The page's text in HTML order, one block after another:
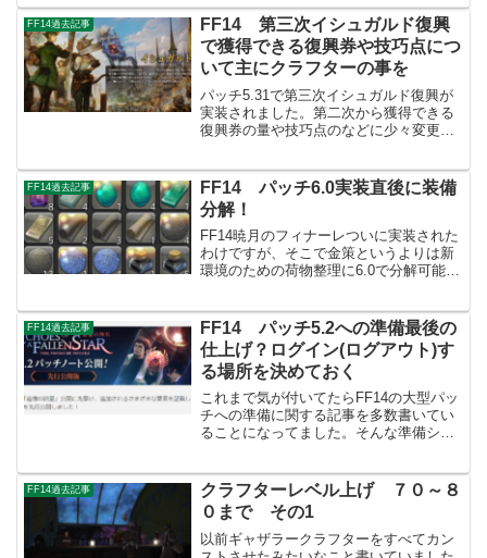
軽減できるPC周辺アクセサリーなどの紹
介をしていきたいと...
FF14過去記事
FF14 第三次イシュガルド復興
で獲得できる復興券や技巧点につ
いて主にクラフターの事を
パッチ5.31で第三次イシュガルド復興が
実装されました。第二次から獲得できる
復興券の量や技巧点のなどに少々変更が
てみました。パッチ5.31第三次復興でク
ラフターが獲得で...
FF14過去記事
FF14 パッチ6.0実装直後に装備
分解！
FF14暁月のフィナーレついに実装された
わけですが、そこで金策というよりは新
環境のための荷物整理に6.0で分解可能に
を簡単に紹介していきます。分解可能に
なった装備とその...
FF14過去記事
FF14 パッチ5.2への準備最後の
仕上げ？ログイン(ログアウト)す
る場所を決めておく
これまで気が付いてたらFF14の大型パッ
チへの準備に関する記事を多数書いてい
ることになってました。そんな準備シリ
あらかじめログアウトする場所を決めて
おくという内容で...
FF14過去記事
クラフターレベル上げ ７０～８
０まで その1
以前ギャザラークラフターをすべてカン